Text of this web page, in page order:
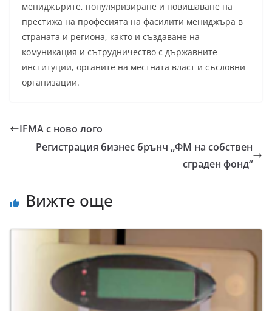
мениджърите, популяризиране и повишаване на
престижа на професията на фасилити мениджъра в
страната и региона, както и създаване на
комуникация и сътрудничество с държавните
институции, органите на местната власт и съсловни
организации.
IFMA с ново лого
Регистрация бизнес брънч „ФМ на собствен
сграден фонд“
Вижте още